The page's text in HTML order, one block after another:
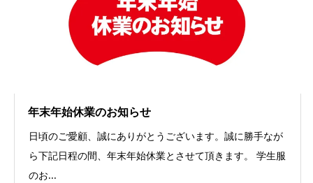
年末年始休業のお知らせ
日頃のご愛顧、誠にありがとうございます。誠に勝手なが
ら下記日程の間、年末年始休業とさせて頂きます。 学生服
のお...